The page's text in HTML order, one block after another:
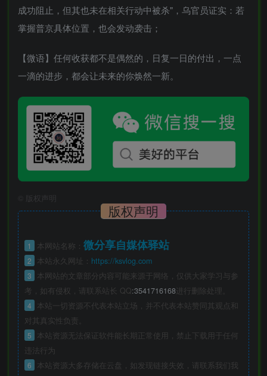
成功阻止，但其也未在相关行动中被杀"，乌官员证实：若
掌握普京具体位置，也会发动袭击；
【微语】任何收获都不是偶然的，日复一日的付出，一点
一滴的进步，都会让未来的你焕然一新。
版权声明
版权声明
1 本网站名称： 微分享自媒体驿站
2 本站永久网址： https://ksvlog.com
3
本网站的文章部分内容可能来源于网络，仅供大家学习与参
考，如有侵权，请联系站长 QQ:3541716168进行删除处理。
4
本站一切资源不代表本站立场，并不代表本站赞同其观点和
对其真实性负责。
5
本站资源无法保证软件能长期正常使用，禁止下载用于任何
违法行为
6
本站资源大多存储在云盘，如发现链接失效，请联系我们我